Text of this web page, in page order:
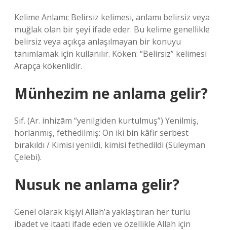
Kelime Anlamı: Belirsiz kelimesi, anlamı belirsiz veya
muğlak olan bir şeyi ifade eder. Bu kelime genellikle
belirsiz veya açıkça anlaşılmayan bir konuyu
tanımlamak için kullanılır. Köken: “Belirsiz” kelimesi
Arapça kökenlidir.
Münhezim ne anlama gelir?
Sıf. (Ar. inhizām “yenilgiden kurtulmuş”) Yenilmiş,
horlanmış, fethedilmiş: On iki bin kâfir serbest
bırakıldı / Kimisi yenildi, kimisi fethedildi (Süleyman
Çelebi).
Nusuk ne anlama gelir?
Genel olarak kişiyi Allah’a yaklaştıran her türlü
ibadet ve itaati ifade eden ve özellikle Allah için